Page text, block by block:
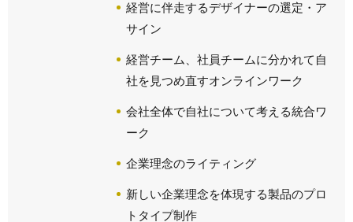
経営に伴走するデザイナーの選定・ア
サイン
経営チーム、社員チームに分かれて自
社を見つめ直すオンラインワーク
会社全体で自社について考える統合ワ
ーク
企業理念のライティング
新しい企業理念を体現する製品のプロ
トタイプ制作